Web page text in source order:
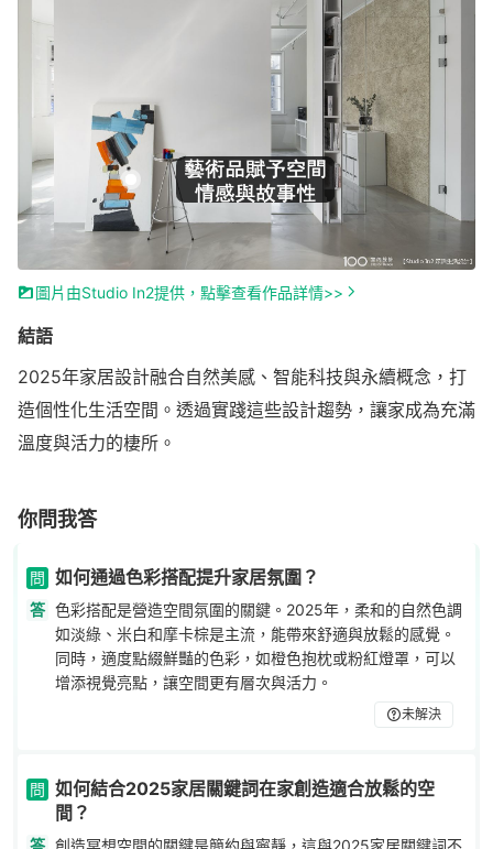
圖片由Studio In2提供，點擊查看作品詳情>>
結語
2025年家居設計融合自然美感、智能科技與永續概念，打
造個性化生活空間。透過實踐這些設計趨勢，讓家成為充滿
溫度與活力的棲所。
你問我答
問 如何通過色彩搭配提升家居氛圍？
答 色彩搭配是營造空間氛圍的關鍵。2025年，柔和的自然色調
如淡綠、米白和摩卡棕是主流，能帶來舒適與放鬆的感覺。
同時，適度點綴鮮豔的色彩，如橙色抱枕或粉紅燈罩，可以
增添視覺亮點，讓空間更有層次與活力。
未解決
問 如何結合2025家居關鍵詞在家創造適合放鬆的空
間？